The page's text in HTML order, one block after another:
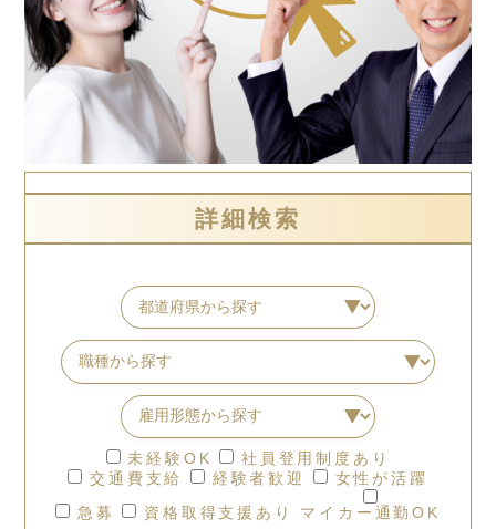
詳細検索
未経験OK
社員登用制度あり
交通費支給
経験者歓迎
女性が活躍
急募
資格取得支援あり マイカー通勤OK